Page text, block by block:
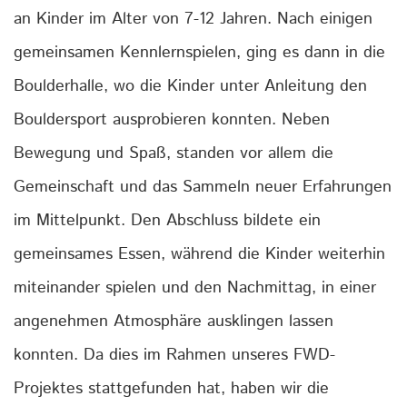
an Kinder im Alter von 7-12 Jahren. Nach einigen
gemeinsamen Kennlernspielen, ging es dann in die
Boulderhalle, wo die Kinder unter Anleitung den
Bouldersport ausprobieren konnten. Neben
Bewegung und Spaß, standen vor allem die
Gemeinschaft und das Sammeln neuer Erfahrungen
im Mittelpunkt. Den Abschluss bildete ein
gemeinsames Essen, während die Kinder weiterhin
miteinander spielen und den Nachmittag, in einer
angenehmen Atmosphäre ausklingen lassen
konnten. Da dies im Rahmen unseres FWD-
Projektes stattgefunden hat, haben wir die